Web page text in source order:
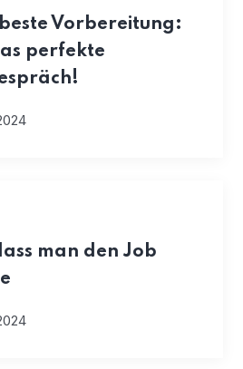
Vorbereitung:
perfekte
man den Job